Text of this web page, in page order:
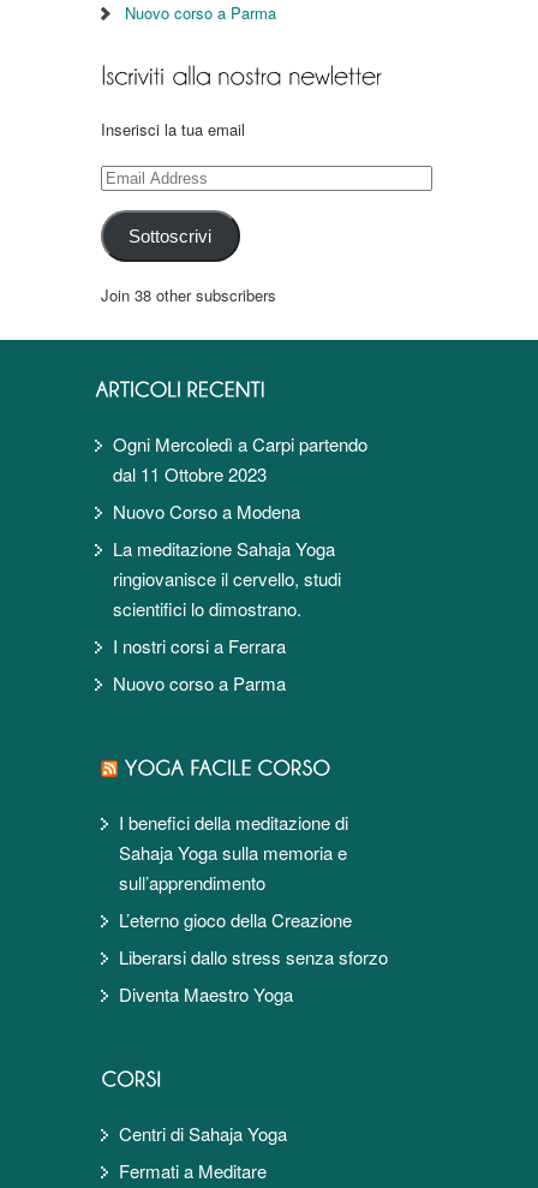
Nuovo corso a Parma
Inserisci la tua email
Email
Address
Sottoscrivi
Join 38 other subscribers
Ogni Mercoledì a Carpi partendo
dal 11 Ottobre 2023
Nuovo Corso a Modena
La meditazione Sahaja Yoga
ringiovanisce il cervello, studi
scientifici lo dimostrano.
I nostri corsi a Ferrara
Nuovo corso a Parma
I benefici della meditazione di
Sahaja Yoga sulla memoria e
sull’apprendimento
L’eterno gioco della Creazione
Liberarsi dallo stress senza sforzo
Diventa Maestro Yoga
Centri di Sahaja Yoga
Fermati a Meditare